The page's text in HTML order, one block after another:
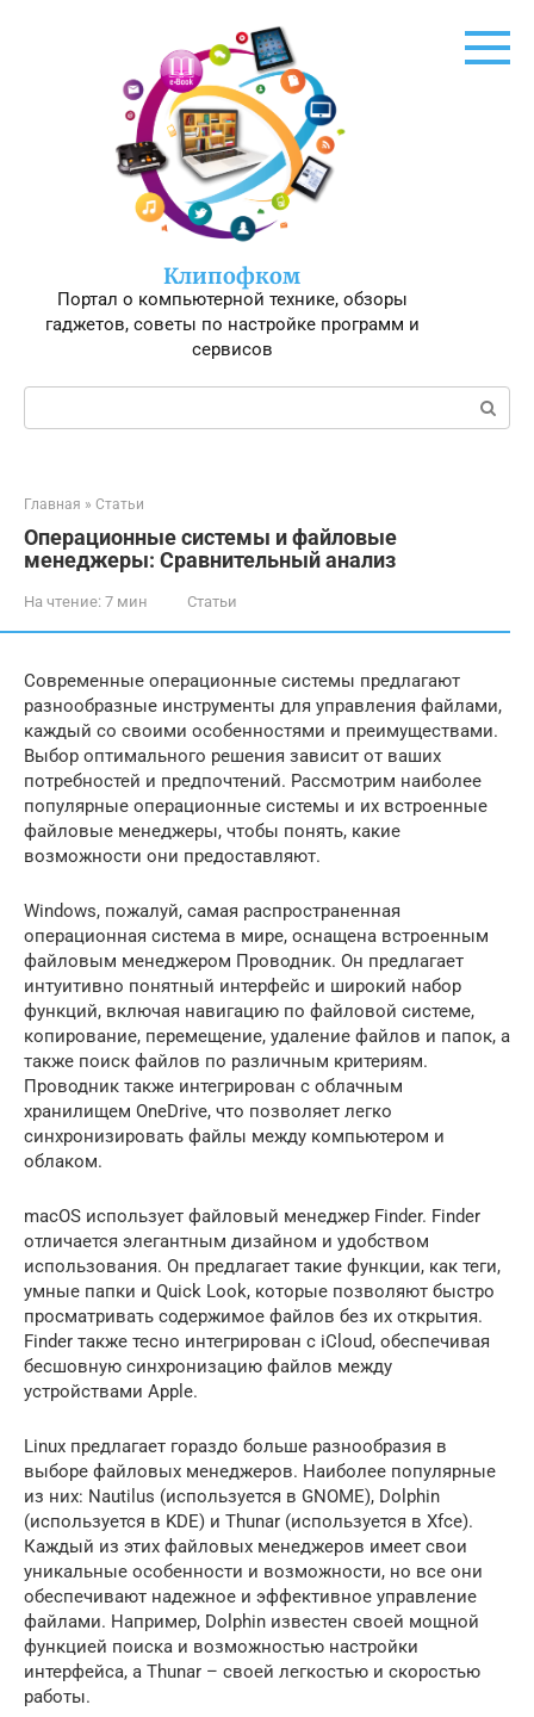
Клипофком
Портал о компьютерной технике, обзоры
гаджетов, советы по настройке программ и
сервисов
Поиск:
Главная » Статьи
Операционные системы и файловые
менеджеры: Сравнительный анализ
На чтение: 7 мин Статьи
Современные операционные системы предлагают
разнообразные инструменты для управления файлами,
каждый со своими особенностями и преимуществами.
Выбор оптимального решения зависит от ваших
потребностей и предпочтений. Рассмотрим наиболее
популярные операционные системы и их встроенные
файловые менеджеры, чтобы понять, какие
возможности они предоставляют.
Windows, пожалуй, самая распространенная
операционная система в мире, оснащена встроенным
файловым менеджером Проводник. Он предлагает
интуитивно понятный интерфейс и широкий набор
функций, включая навигацию по файловой системе,
копирование, перемещение, удаление файлов и папок, а
также поиск файлов по различным критериям.
Проводник также интегрирован с облачным
хранилищем OneDrive, что позволяет легко
синхронизировать файлы между компьютером и
облаком.
macOS использует файловый менеджер Finder. Finder
отличается элегантным дизайном и удобством
использования. Он предлагает такие функции, как теги,
умные папки и Quick Look, которые позволяют быстро
просматривать содержимое файлов без их открытия.
Finder также тесно интегрирован с iCloud, обеспечивая
бесшовную синхронизацию файлов между
устройствами Apple.
Linux предлагает гораздо больше разнообразия в
выборе файловых менеджеров. Наиболее популярные
из них: Nautilus (используется в GNOME), Dolphin
(используется в KDE) и Thunar (используется в Xfce).
Каждый из этих файловых менеджеров имеет свои
уникальные особенности и возможности, но все они
обеспечивают надежное и эффективное управление
файлами. Например, Dolphin известен своей мощной
функцией поиска и возможностью настройки
интерфейса, а Thunar – своей легкостью и скоростью
работы.